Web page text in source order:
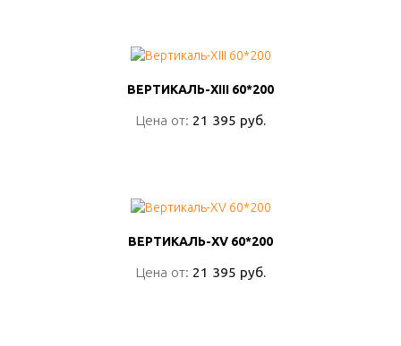
ВЕРТИКАЛЬ-XIII 60*200
Цена от: 21 395 руб.
ВЕРТИКАЛЬ-XIII 60*200
Цена от: 21 395 руб.
ВЕРТИКАЛЬ-XV 60*200
Цена от: 21 395 руб.
ВЕРТИКАЛЬ-XV 60*200
Цена от: 21 395 руб.